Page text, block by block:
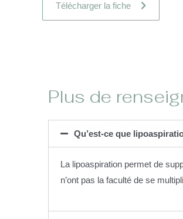
Télécharger la fiche
Plus de
Qu’est-ce que
La lipoaspiration permet de
n’ont pas la faculté de se